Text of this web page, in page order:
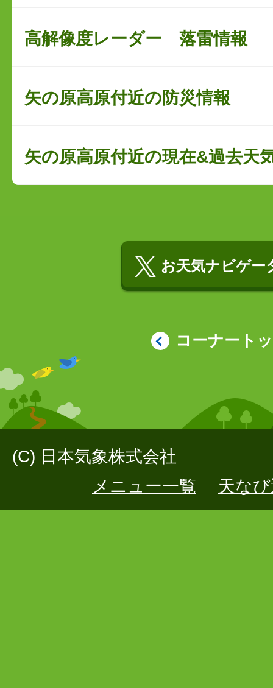
高解像度レーダー 落雷情報
矢の原高原付近の防災情報
矢の原高原付近の現在&過去天
お天気ナビゲー
コーナート
(C) 日本気象株式会社
メニュー一覧
天な